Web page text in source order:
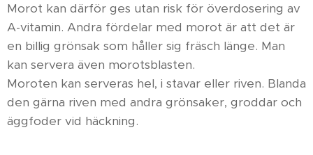
Morot kan därför ges utan risk för överdosering av
A-vitamin. Andra fördelar med morot är att det är
en billig grönsak som håller sig fräsch länge. Man
kan servera även morotsblasten.
Moroten kan serveras hel, i stavar eller riven. Blanda
den gärna riven med andra grönsaker, groddar och
äggfoder vid häckning.